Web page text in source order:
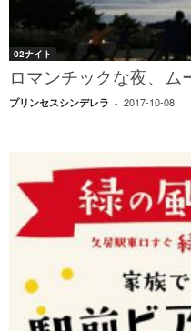
02ナイト
ロマンチックな夜、ム
プリンセスシンデレラ - 2017-10-08